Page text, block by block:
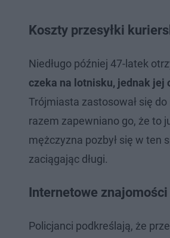
Koszty przesyłki
Niedługo później 47-latek
czeka na lotnisku, jednak jej
Trójmiasta zastosował się
razem zapewniano go, że to
mężczyzna pozbył się w ten
zaciągając długi.
Internetowe
Policjanci podkreślają, że